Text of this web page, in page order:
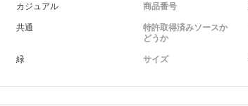
カジュアル 商品番号
共通
特許取得済みソースか
どうか
緑 サイズ